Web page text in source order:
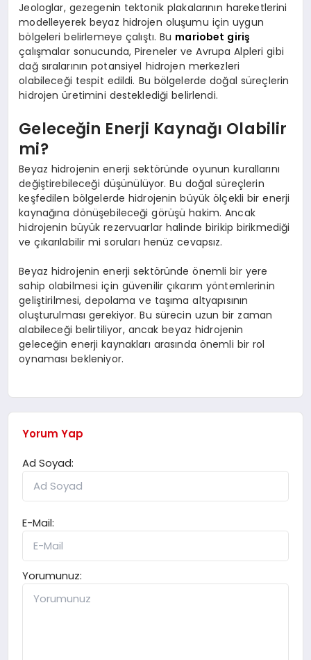
Jeologlar, gezegenin tektonik plakalarının hareketlerini
modelleyerek beyaz hidrojen oluşumu için uygun
bölgeleri belirlemeye çalıştı. Bu mariobet giriş
çalışmalar sonucunda, Pireneler ve Avrupa Alpleri gibi
dağ sıralarının potansiyel hidrojen merkezleri
olabileceği tespit edildi. Bu bölgelerde doğal süreçlerin
hidrojen üretimini desteklediği belirlendi.
Geleceğin Enerji Kaynağı Olabilir
mi?
Beyaz hidrojenin enerji sektöründe oyunun kurallarını
değiştirebileceği düşünülüyor. Bu doğal süreçlerin
keşfedilen bölgelerde hidrojenin büyük ölçekli bir enerji
kaynağına dönüşebileceği görüşü hakim. Ancak
hidrojenin büyük rezervuarlar halinde birikip birikmediği
ve çıkarılabilir mi soruları henüz cevapsız.
Beyaz hidrojenin enerji sektöründe önemli bir yere
sahip olabilmesi için güvenilir çıkarım yöntemlerinin
geliştirilmesi, depolama ve taşıma altyapısının
oluşturulması gerekiyor. Bu sürecin uzun bir zaman
alabileceği belirtiliyor, ancak beyaz hidrojenin
geleceğin enerji kaynakları arasında önemli bir rol
oynaması bekleniyor.
Yorum Yap
Ad Soyad:
E-Mail:
Yorumunuz: